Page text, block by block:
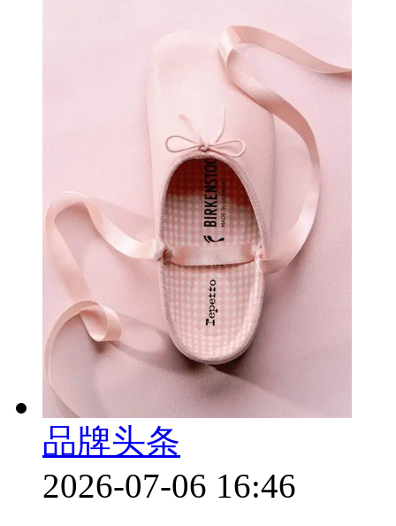
品牌头条
2026-07-06 16:46